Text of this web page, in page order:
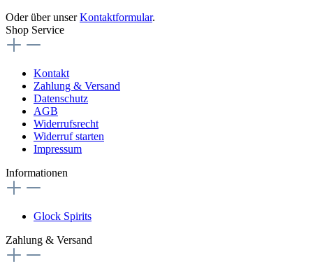
Oder über unserKontaktformular.
Shop Service
Kontakt
Zahlung & Versand
Datenschutz
AGB
Widerrufsrecht
Widerruf starten
Impressum
Informationen
Glock Spirits
Zahlung & Versand